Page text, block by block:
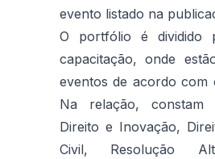
evento listado na
O portfólio é dividido
capacitação, onde
eventos de acordo com
Na relação,
Direito e Inovação,
Civil, Resolução